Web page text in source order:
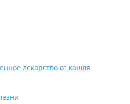
лекарство от кашля